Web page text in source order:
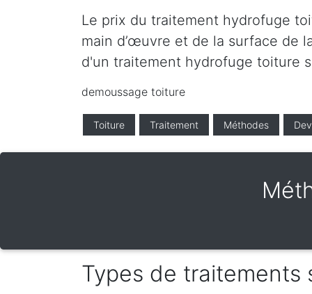
Le prix du traitement hydrofuge
main d’œuvre et de la surface de
d'un traitement hydrofuge toiture
demoussage toiture
Toiture Traitement Méthodes
Types de traitements